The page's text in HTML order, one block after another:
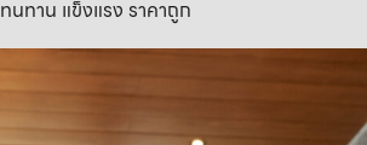
ทนทาน แข็งแรง ราคาถูก